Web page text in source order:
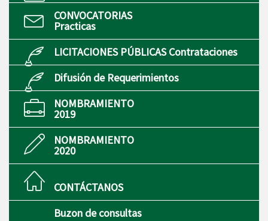
CONVOCATORIAS
Practicas
LICITACIONES PÚBLICAS Contrataciones
Difusión de Requerimientos
NOMBRAMIENTO
2019
NOMBRAMIENTO
2020
CONTÁCTANOS
Buzon de consultas